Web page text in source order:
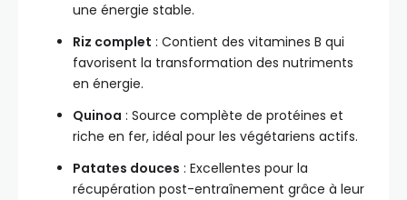
une énergie stable.
Riz complet : Contient des vitamines B qui
favorisent la transformation des nutriments
en énergie.
Quinoa : Source complète de protéines et
riche en fer, idéal pour les végétariens actifs.
Patates douces : Excellentes pour la
récupération post-entraînement grâce à leur